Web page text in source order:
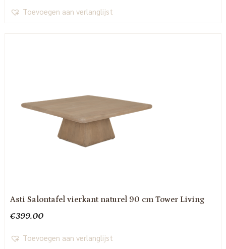
Toevoegen aan verlanglijst
Asti Salontafel vierkant naturel 90 cm Tower Living
€399.00
Toevoegen aan verlanglijst